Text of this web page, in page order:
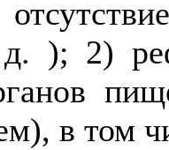
); 2)
в том